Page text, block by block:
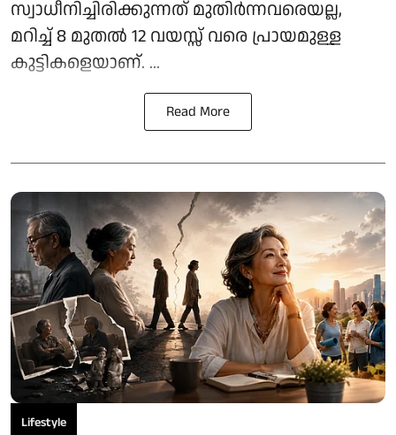
സ്വാധീനിച്ചിരിക്കുന്നത് മുതിർന്നവരെയല്ല,
മറിച്ച് 8 മുതൽ 12 വയസ്സ് വരെ പ്രായമുള്ള
കുട്ടികളെയാണ്. ...
Read More
Lifestyle